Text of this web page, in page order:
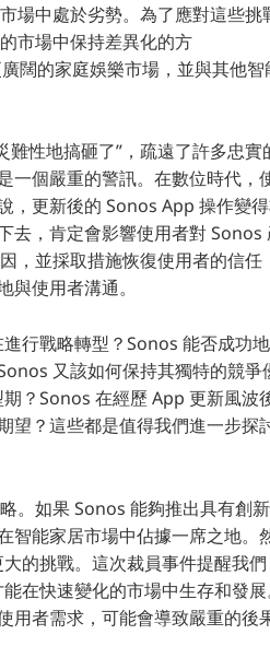
場中處於劣勢。為了應對這些挑
市場中保持差異化的方
闊的家庭娛樂市場，並與其他智
性地搞砸了”，疏遠了許多忠實
一個嚴重的警訊。在數位時代，
，更新後的 Sonos App 操作變
去，肯定會影響使用者對 Sonos
，並採取措施恢復使用者的信任
使用者溝通。
行戰略轉型？Sonos 能否成功
又該如何保持其獨特的競爭
？Sonos 在經歷 App 更新風波
望？這些都是值得我們進一步探
。如果 Sonos 能夠推出具有創
能家居市場中佔據一席之地。
的挑戰。這次裁員事件提醒我們
在快速變化的市場中生存和發
者需求，可能會導致嚴重的後果